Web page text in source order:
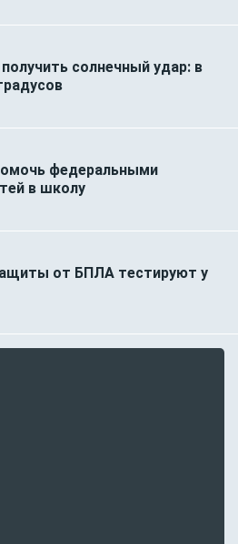
солнечный удар: в
федеральными
в школу
от БПЛА тестируют у